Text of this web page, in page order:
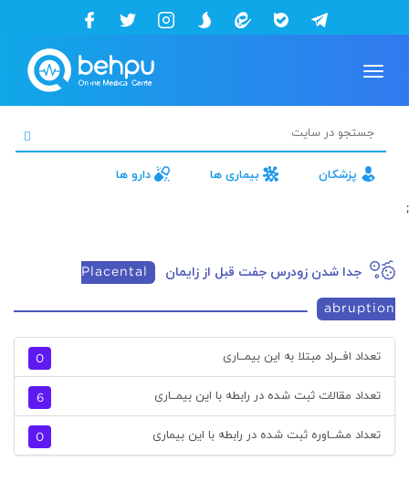
Toggle
پزشکان بیماری ها دارو ها
;
جدا شدن زودرس جفت قبل از زایمان Placental
abruption
تعداد افــراد مبتلا به این بیمــاری 0
تعداد مقالات ثبت شده در رابطه با این بیمــاری 6
تعداد مشــاوره ثبت شده در رابطه با این بیماری 0